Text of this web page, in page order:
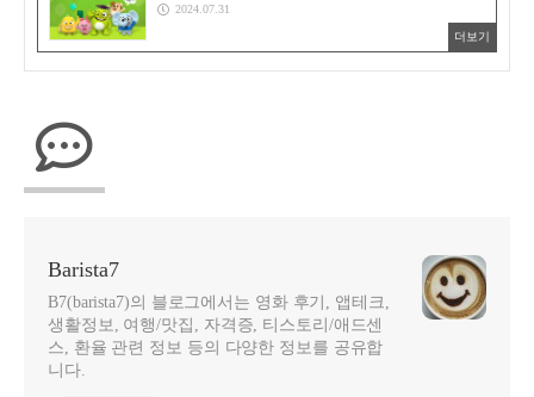
2024.07.31
더보기
Barista7
B7(barista7)의 블로그에서는 영화 후기, 앱테크,
생활정보, 여행/맛집, 자격증, 티스토리/애드센
스, 환율 관련 정보 등의 다양한 정보를 공유합
니다.